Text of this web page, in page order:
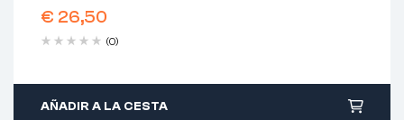
€ 26,50
(0)
AÑADIR A LA CESTA